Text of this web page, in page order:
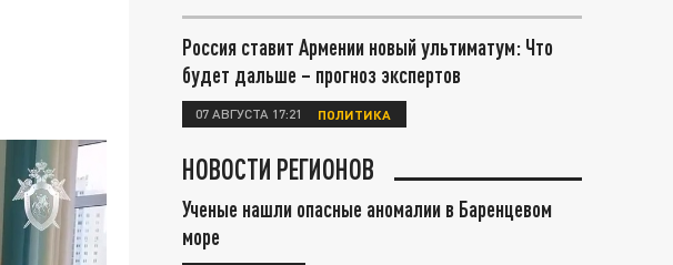
Россия ставит Армении новый ультиматум: Что
будет дальше – прогноз экспертов
07 АВГУСТА 17:21 ПОЛИТИКА
НОВОСТИ РЕГИОНОВ
Ученые нашли опасные аномалии в Баренцевом
море